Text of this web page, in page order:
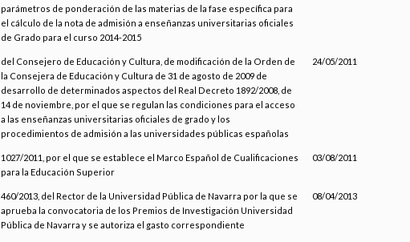
parámetros de ponderación de las materias de la fase específica para
el cálculo de la nota de admisión a enseñanzas universitarias oficiales
de Grado para el curso 2014-2015
del Consejero de Educación y Cultura, de modificación de la Orden de
la Consejera de Educación y Cultura de 31 de agosto de 2009 de
desarrollo de determinados aspectos del Real Decreto 1892/2008, de
14 de noviembre, por el que se regulan las condiciones para el acceso
a las enseñanzas universitarias oficiales de grado y los
procedimientos de admisión a las universidades públicas españolas
24/05/2011
1027/2011, por el que se establece el Marco Español de Cualificaciones
para la Educación Superior
03/08/2011
460/2013, del Rector de la Universidad Pública de Navarra por la que se
aprueba la convocatoria de los Premios de Investigación Universidad
Pública de Navarra y se autoriza el gasto correspondiente
08/04/2013